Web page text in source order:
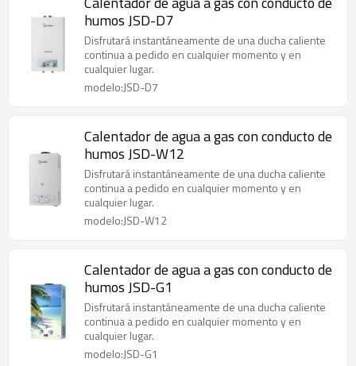
humos JSD-D7
Disfrutará instantáneamente de una ducha caliente
continua a pedido en cualquier momento y en
cualquier lugar.
modelo:JSD-D7
Calentador de agua a gas con conducto de
humos JSD-W12
Disfrutará instantáneamente de una ducha caliente
continua a pedido en cualquier momento y en
cualquier lugar.
modelo:JSD-W12
Calentador de agua a gas con conducto de
humos JSD-G1
Disfrutará instantáneamente de una ducha caliente
continua a pedido en cualquier momento y en
cualquier lugar.
modelo:JSD-G1